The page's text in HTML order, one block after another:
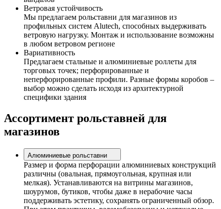
Ветровая устойчивость
Мы предлагаем рольставни для магазинов из
профильных систем Alutech, способных выдерживать
ветровую нагрузку. Монтаж и использование возможны
в любом ветровом регионе
Вариативность
Предлагаем стальные и алюминиевые роллеты для
торговых точек; перфорированные и
неперфорированные профили. Разные формы коробов –
выбор можно сделать исходя из архитектурной
специфики здания
Ассортимент рольставней для
магазинов
Алюминиевые рольставни
Размер и форма перфорации алюминиевых конструкций
различны (овальная, прямоугольная, крупная или
мелкая). Устанавливаются на витрины магазинов,
шоурумов, бутиков, чтобы даже в нерабочие часы
поддерживать эстетику, сохранять ограниченный обзор.